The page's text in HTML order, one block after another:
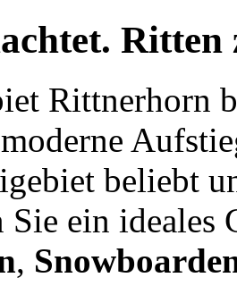
Rittnerhorn
beliebt
ein ideales
,